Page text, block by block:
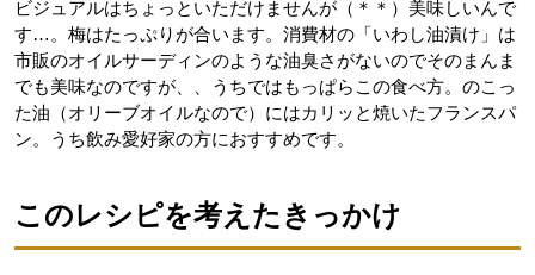
ビジュアルはちょっといただけませんが（＊＊）美味しいんで
す…。梅はたっぷりが合います。消費材の「いわし油漬け」は
市販のオイルサーディンのような油臭さがないのでそのまんま
でも美味なのですが、、うちではもっぱらこの食べ方。のこっ
た油（オリーブオイルなので）にはカリッと焼いたフランスパ
ン。うち飲み愛好家の方におすすめです。
このレシピを考えたきっかけ